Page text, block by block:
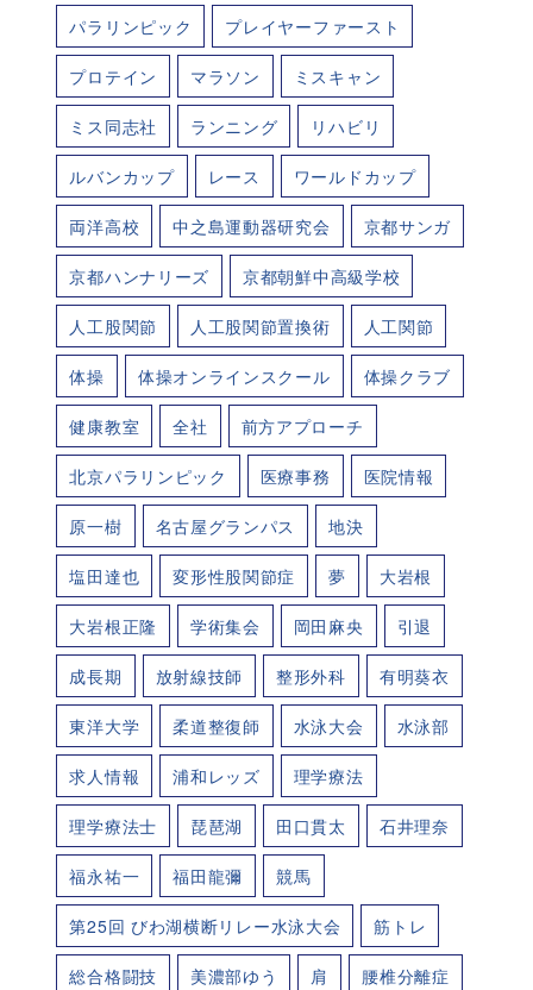
パラリンピック プレイヤーファースト
プロテイン マラソン ミスキャン
ミス同志社 ランニング リハビリ
ルバンカップ レース ワールドカップ
両洋高校 中之島運動器研究会 京都サンガ
京都ハンナリーズ 京都朝鮮中高級学校
人工股関節 人工股関節置換術 人工関節
体操 体操オンラインスクール 体操クラブ
健康教室 全社 前方アプローチ
北京パラリンピック 医療事務 医院情報
原一樹 名古屋グランパス 地決
塩田達也 変形性股関節症 夢 大岩根
大岩根正隆 学術集会 岡田麻央 引退
成長期 放射線技師 整形外科 有明葵衣
東洋大学 柔道整復師 水泳大会 水泳部
求人情報 浦和レッズ 理学療法
理学療法士 琵琶湖 田口貫太 石井理奈
福永祐一 福田龍彌 競馬
第25回 びわ湖横断リレー水泳大会 筋トレ
総合格闘技 美濃部ゆう 肩 腰椎分離症